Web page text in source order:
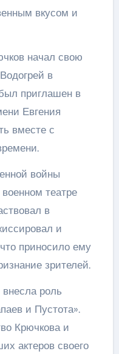
вкусом и
начал свою
в
приглашен в
Евгения
вместе с
войны
театре
в
и
приносило ему
зрителей.
роль
и Пустота».
Крючкова и
актеров своего